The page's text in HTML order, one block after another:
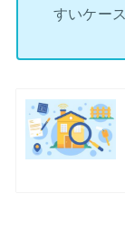
すいケース